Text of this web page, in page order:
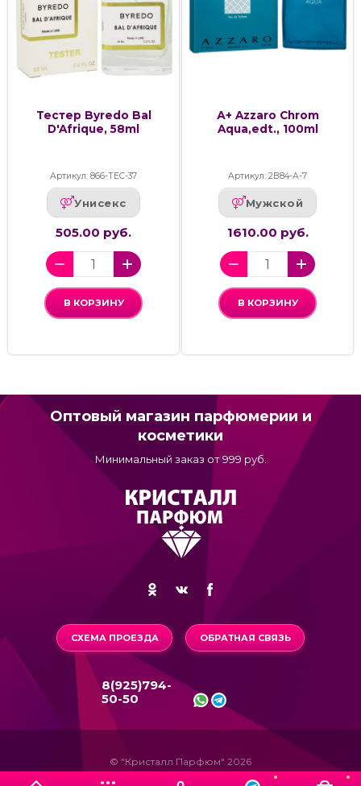
Тестер Byredo Bal
D'Afrique, 58ml
Артикул: 866-ТЕС-37
Унисекс
505.00 руб.
В КОРЗИНУ
А+ Azzaro Chrom
Aqua,edt., 100ml
Артикул: 2В84-А-7
Мужской
1610.00 руб.
В КОРЗИНУ
Оптовый магазин парфюмерии и
косметики
Минимальный заказ от 999 руб.
СХЕМА ПРОЕЗДА ОБРАТНАЯ СВЯЗЬ
8(925)794-
50-50
© "Кристалл Парфюм" 2026